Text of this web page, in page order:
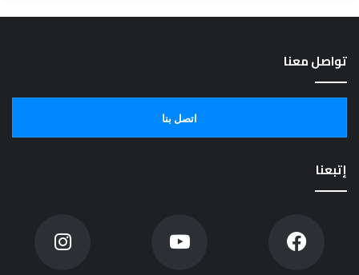
تواصل معنا
اتصل بنا
إتبعنا